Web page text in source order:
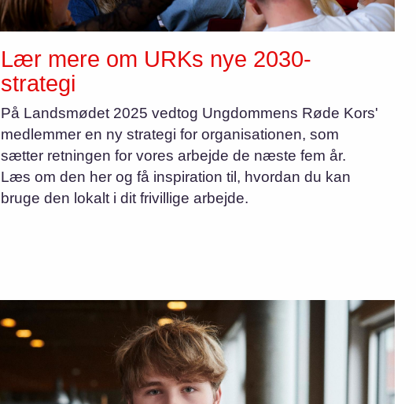
Lær mere om URKs nye 2030-
strategi
På Landsmødet 2025 vedtog Ungdommens Røde Kors'
medlemmer en ny strategi for organisationen, som
sætter retningen for vores arbejde de næste fem år.
Læs om den her og få inspiration til, hvordan du kan
bruge den lokalt i dit frivillige arbejde.